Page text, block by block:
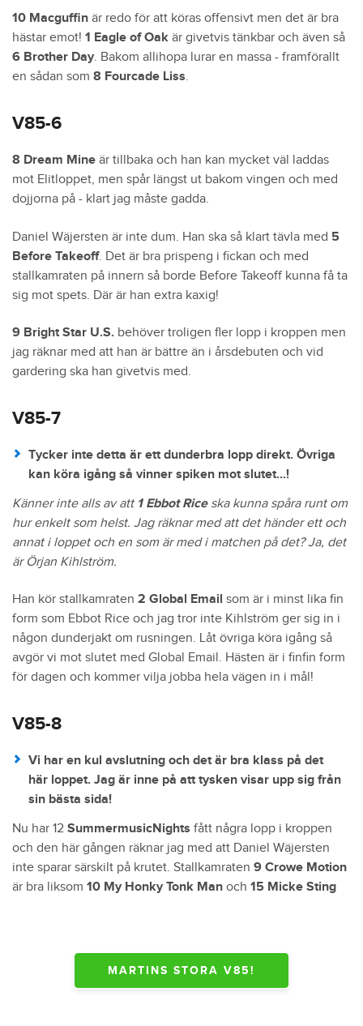
10 Macguffin är redo för att köras offensivt men det är bra
hästar emot! 1 Eagle of Oak är givetvis tänkbar och även så
6 Brother Day. Bakom allihopa lurar en massa - framförallt
en sådan som 8 Fourcade Liss.
V85-6
8 Dream Mine är tillbaka och han kan mycket väl laddas
mot Elitloppet, men spår längst ut bakom vingen och med
dojjorna på - klart jag måste gadda.
Daniel Wäjersten är inte dum. Han ska så klart tävla med 5
Before Takeoff. Det är bra prispeng i fickan och med
stallkamraten på innern så borde Before Takeoff kunna få ta
sig mot spets. Där är han extra kaxig!
9 Bright Star U.S. behöver troligen fler lopp i kroppen men
jag räknar med att han är bättre än i årsdebuten och vid
gardering ska han givetvis med.
V85-7
Tycker inte detta är ett dunderbra lopp direkt. Övriga
kan köra igång så vinner spiken mot slutet...!
Känner inte alls av att 1 Ebbot Riceska kunna spåra runt om
hur enkelt som helst. Jag räknar med att det händer ett och
annat i loppet och en som är med i matchen på det? Ja, det
är Örjan Kihlström.
Han kör stallkamraten 2 Global Email som är i minst lika fin
form som Ebbot Rice och jag tror inte Kihlström ger sig in i
någon dunderjakt om rusningen. Låt övriga köra igång så
avgör vi mot slutet med Global Email. Hästen är i finfin form
för dagen och kommer vilja jobba hela vägen in i mål!
V85-8
Vi har en kul avslutning och det är bra klass på det
här loppet. Jag är inne på att tysken visar upp sig från
sin bästa sida!
Nu har 12 SummermusicNights fått några lopp i kroppen
och den här gången räknar jag med att Daniel Wäjersten
inte sparar särskilt på krutet. Stallkamraten 9 Crowe Motion
är bra liksom 10 My Honky Tonk Man och 15 Micke Sting
MARTINS STORA V85!